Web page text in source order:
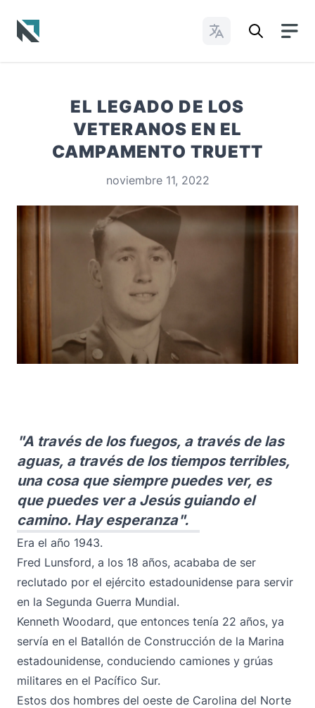
Cambiar idioma
EL LEGADO DE LOS
VETERANOS EN EL
CAMPAMENTO TRUETT
noviembre 11, 2022
"A través de los fuegos, a través de las
aguas, a través de los tiempos terribles,
una cosa que siempre puedes ver, es
que puedes ver a Jesús guiando el
camino. Hay esperanza".
Era el año 1943.
Fred Lunsford, a los 18 años, acababa de ser
reclutado por el ejército estadounidense para servir
en la Segunda Guerra Mundial.
Kenneth Woodard, que entonces tenía 22 años, ya
servía en el Batallón de Construcción de la Marina
estadounidense, conduciendo camiones y grúas
militares en el Pacífico Sur.
Estos dos hombres del oeste de Carolina del Norte